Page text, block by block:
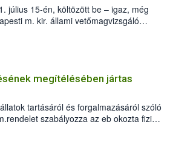
július 15-én, költözött be – igaz, még
m. kir. állami vetőmagvizsgáló
15. szám alatti, Czigler Győző által
megítélésében jártas
tartásáról és forgalmazásáról szóló
szabályozza az eb okozta fizikai
keletkezésekor felmerülő
a veszélyes eb tartását és annak